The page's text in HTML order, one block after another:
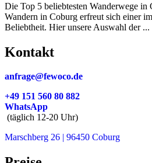
Die Top 5 beliebtesten Wanderwege
Wandern in Coburg erfreut sich einer
Beliebtheit. Hier unsere Auswahl der ...
Kontakt
anfrage@fewoco.de
+49 151 560 80 882
WhatsApp
(täglich 12-20 Uhr)
Marschberg 26 | 96450 Coburg